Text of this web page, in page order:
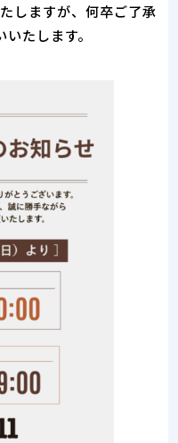
しますが、何卒ご了承
たします。